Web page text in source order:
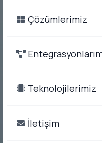
Çözümlerimiz
Teknolojilerimiz
İletişim